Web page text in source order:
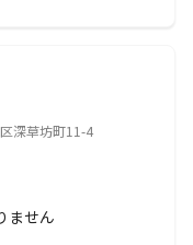
深草坊町11-4
ません